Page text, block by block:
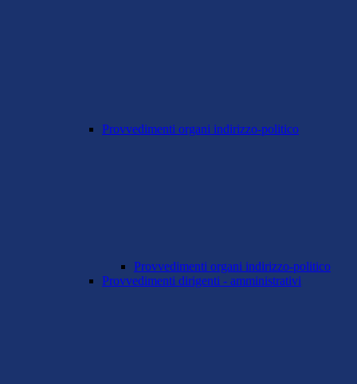
Provvedimenti organi indirizzo-politico
Provvedimenti organi indirizzo-politico
Provvedimenti dirigenti - amministrativi